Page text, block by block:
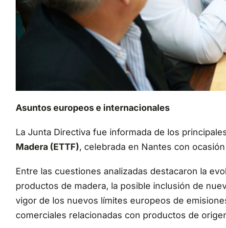
Asuntos europeos e internacionales
La Junta Directiva fue informada de los
Madera (ETTF), celebrada en Nantes con
Entre las cuestiones analizadas destacaron la
productos de madera, la posible inclusión de
vigor de los nuevos límites europeos de
comerciales relacionadas con productos de